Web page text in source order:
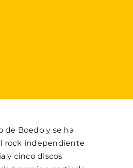
de Boedo y se ha
rock independiente
y cinco discos